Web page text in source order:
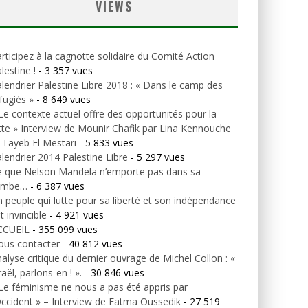
VIEWS
à la cagnotte solidaire du Comité Action
! - 3 357 vues
Palestine Libre 2018 : « Dans le camp des
» - 8 649 vues
contexte actuel offre des opportunités pour la
» Interview de Mounir Chafik par Lina Kennouche
El Mestari - 5 833 vues
2014 Palestine Libre - 5 297 vues
que Nelson Mandela n’emporte pas dans sa
- 6 387 vues
peuple qui lutte pour sa liberté et son indépendance
invincible - 4 921 vues
- 355 099 vues
contacter - 40 812 vues
critique du dernier ouvrage de Michel Collon : «
parlons-en ! ». - 30 846 vues
féminisme ne nous a pas été appris par
» – Interview de Fatma Oussedik - 27 519